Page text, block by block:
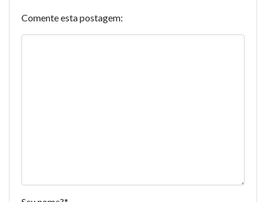
Comente esta postagem: